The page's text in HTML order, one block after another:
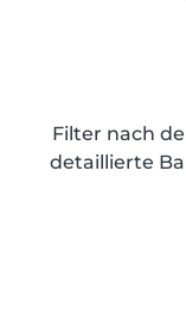
Filter nach
detaillierte